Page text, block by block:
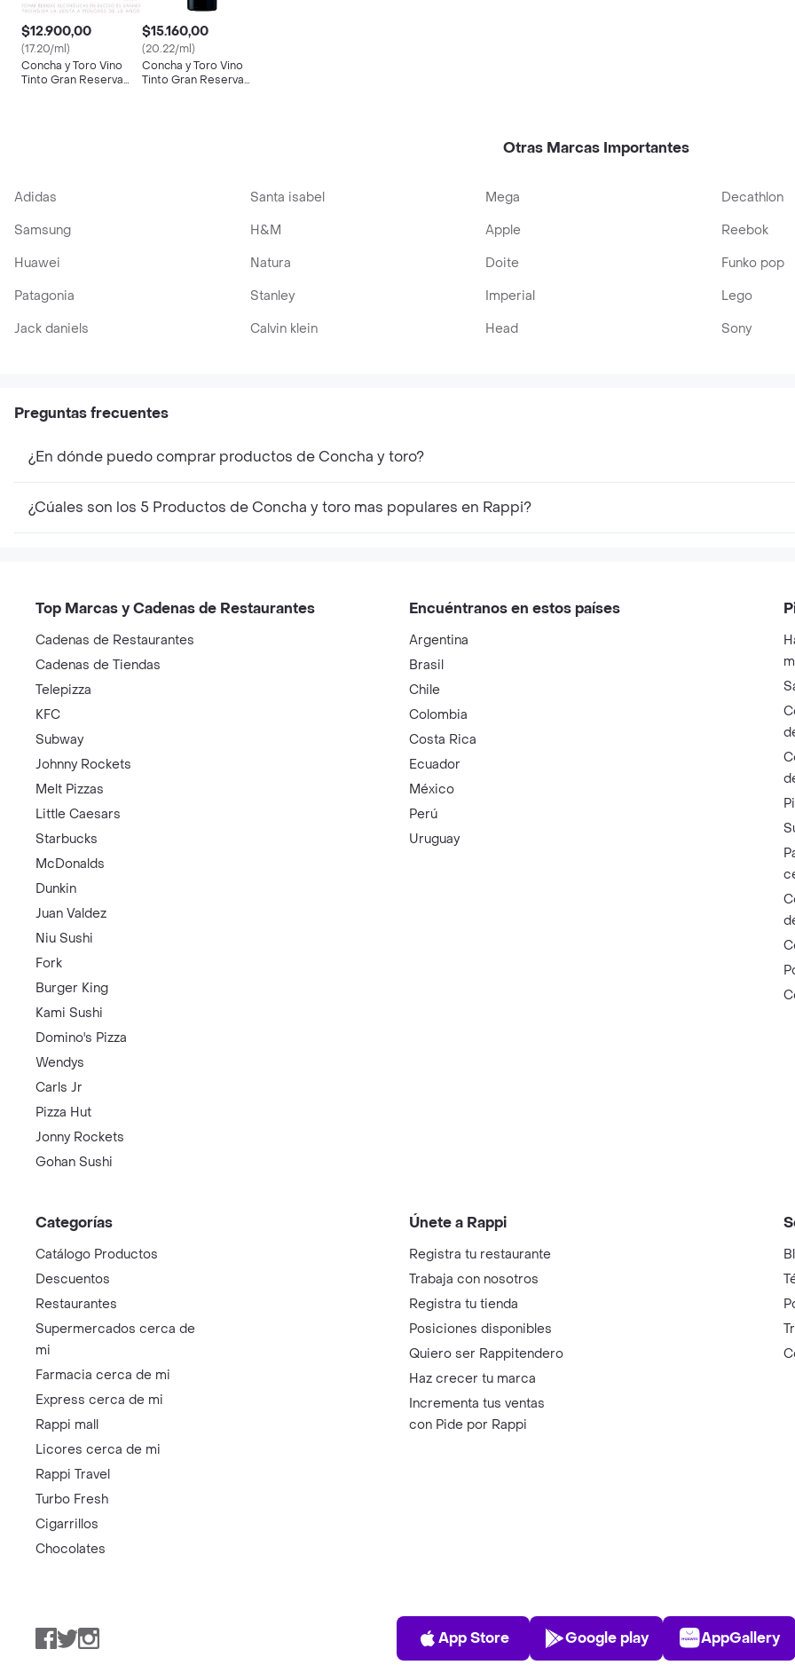
$12.900,00
(17.20/ml)
Concha y Toro Vino
Tinto Gran Reserva
$15.160,00
(20.22/ml)
Concha y Toro Vino
Tinto Gran Reserva
Otras Marcas Importantes
Adidas Santa isabel Mega Decathlon
Samsung
H&M Apple Reebok
Huawei
Natura Doite Funko pop
Patagonia
Stanley Imperial Lego
Jack daniels
Calvin klein Head Sony
Preguntas frecuentes
¿En dónde puedo comprar productos de Concha y toro?
¿Cúales son los 5 Productos de Concha y toro mas populares en Rappi?
Top Marcas y Cadenas de Restaurantes
Cadenas de Restaurantes
Cadenas de Tiendas
Telepizza
KFC
Subway
Johnny Rockets
Melt Pizzas
Little Caesars
Starbucks
McDonalds
Dunkin
Juan Valdez
Niu Sushi
Fork
Burger King
Kami Sushi
Domino's Pizza
Wendys
Carls Jr
Pizza Hut
Jonny Rockets
Gohan Sushi
Encuéntranos en estos países
Argentina
Brasil
Chile
Colombia
Costa Rica
Ecuador
México
Perú
Uruguay
Categorías
Catálogo Productos
Descuentos
Restaurantes
Supermercados cerca de
mi
Farmacia cerca de mi
Express cerca de mi
Rappi mall
Licores cerca de mi
Rappi Travel
Turbo Fresh
Cigarrillos
Chocolates
Únete a Rappi
Registra tu restaurante
Trabaja con nosotros
Registra tu tienda
Posiciones disponibles
Quiero ser Rappitendero
Haz crecer tu marca
Incrementa tus ventas
con Pide por Rappi
Facebook
TwitterInstagram
App Store
App Store
Play Store
Google play AppGallery